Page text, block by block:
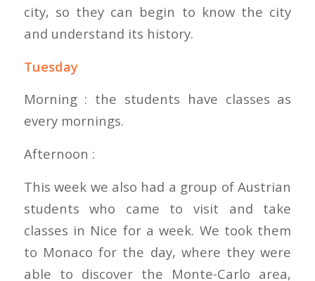
city, so they can begin to know the city
and understand its history.
Tuesday
Morning : the students have classes as
every mornings.
Afternoon :
This week we also had a group of Austrian
students who came to visit and take
classes in Nice for a week. We took them
to Monaco for the day, where they were
able to discover the Monte-Carlo area,